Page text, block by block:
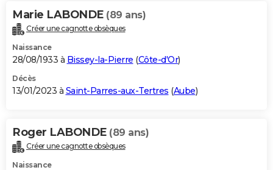
Marie LABONDE (89 ans)
Créer une cagnotte obsèques
Naissance
28/08/1933 à Bissey-la-Pierre (Côte-d'Or)
Décès
13/01/2023 à Saint-Parres-aux-Tertres (Aube)
Roger LABONDE (89 ans)
Créer une cagnotte obsèques
Naissance